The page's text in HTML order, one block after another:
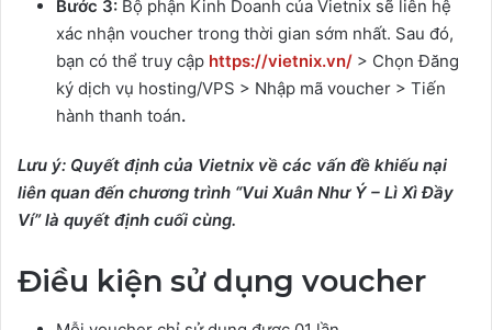
Bước 3: Bộ phận Kinh Doanh của Vietnix sẽ liên hệ
xác nhận voucher trong thời gian sớm nhất. Sau đó,
bạn có thể truy cập https://vietnix.vn/ > Chọn Đăng
ký dịch vụ hosting/VPS > Nhập mã voucher > Tiến
hành thanh toán.
Lưu ý: Quyết định của Vietnix về các vấn đề khiếu nại
liên quan đến chương trình “Vui Xuân Như Ý – Lì Xì Đầy
Ví” là quyết định cuối cùng.
Điều kiện sử dụng voucher